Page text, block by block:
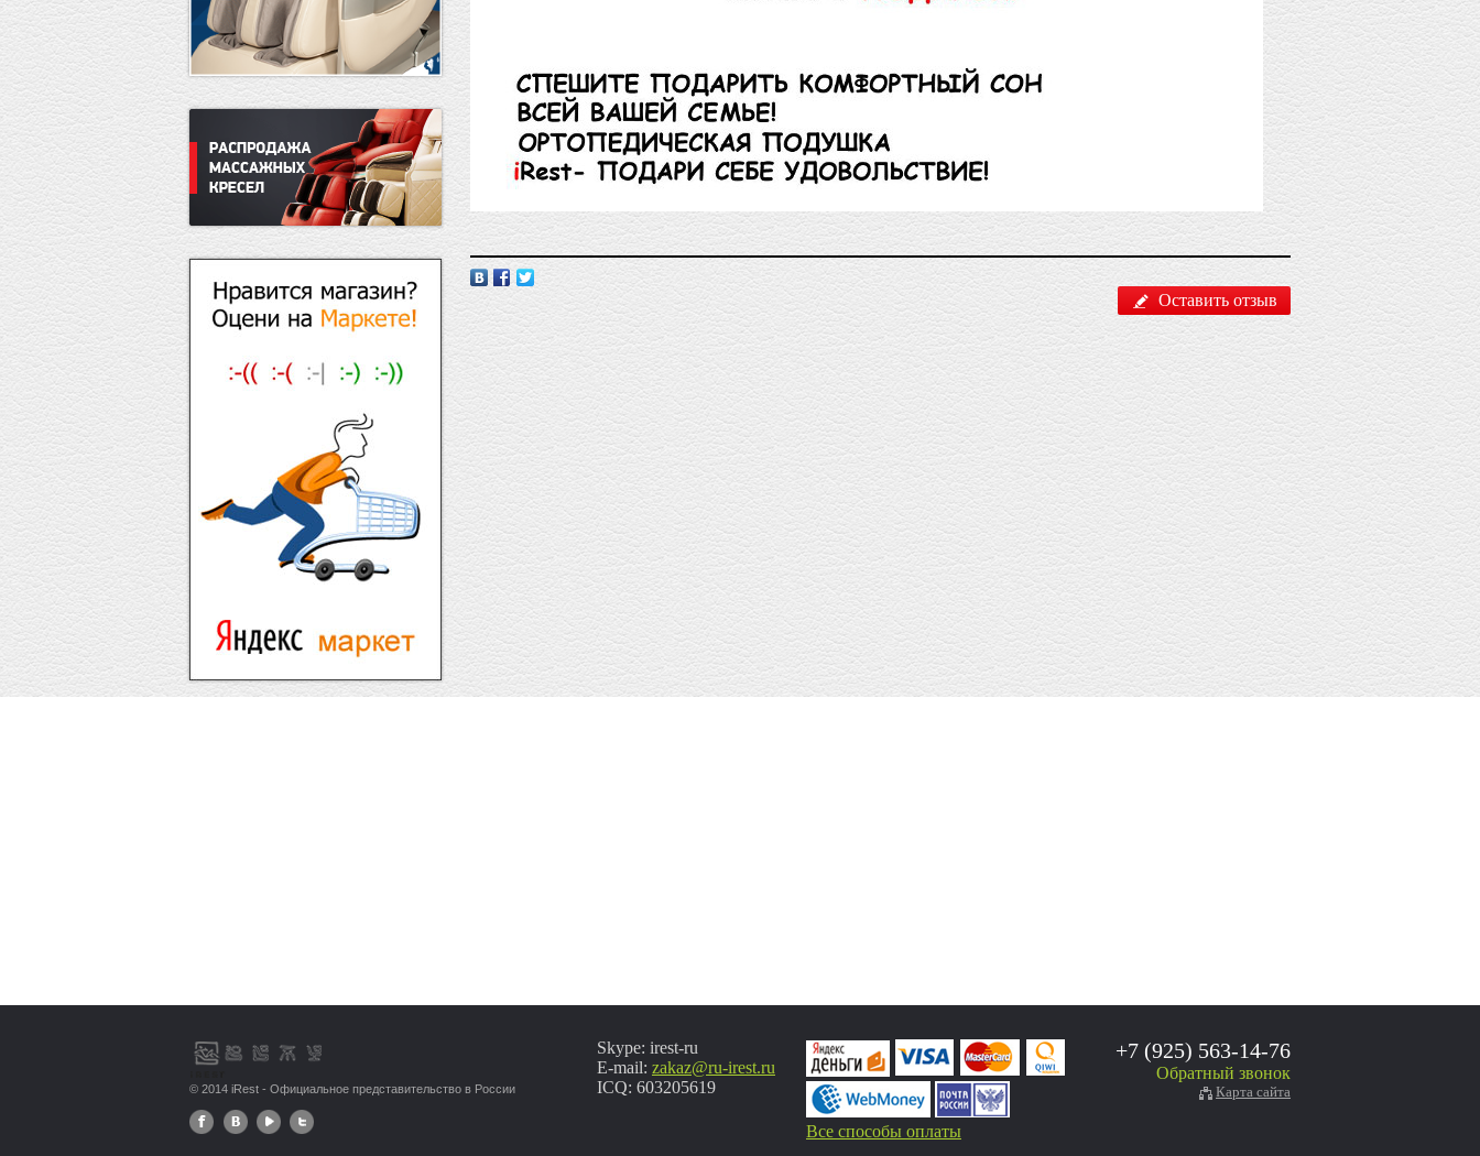
Оставить отзыв
© 2014 iRest - Официальное представительство в России
Skype: irest-ru
E-mail: zakaz@ru-irest.ru
ICQ: 603205619
Все способы оплаты
+7 (925) 563-14-76
Обратный звонок
Карта сайта